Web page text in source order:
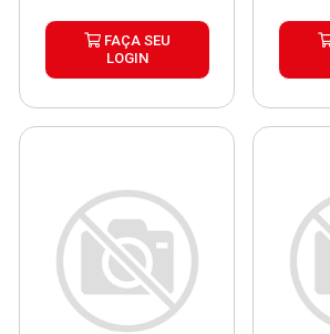
FAÇA SEU
LOGIN